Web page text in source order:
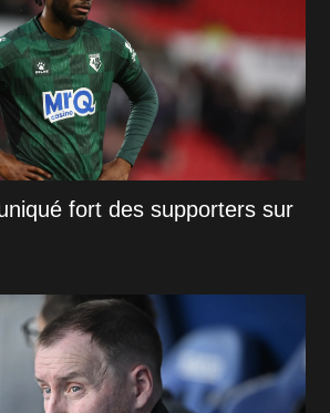
fort des supporters sur